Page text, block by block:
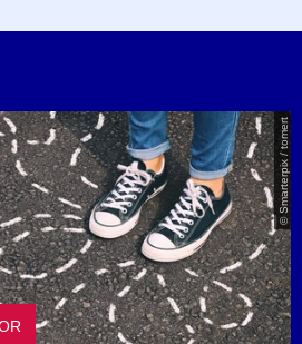
© Smarterpix / tomert